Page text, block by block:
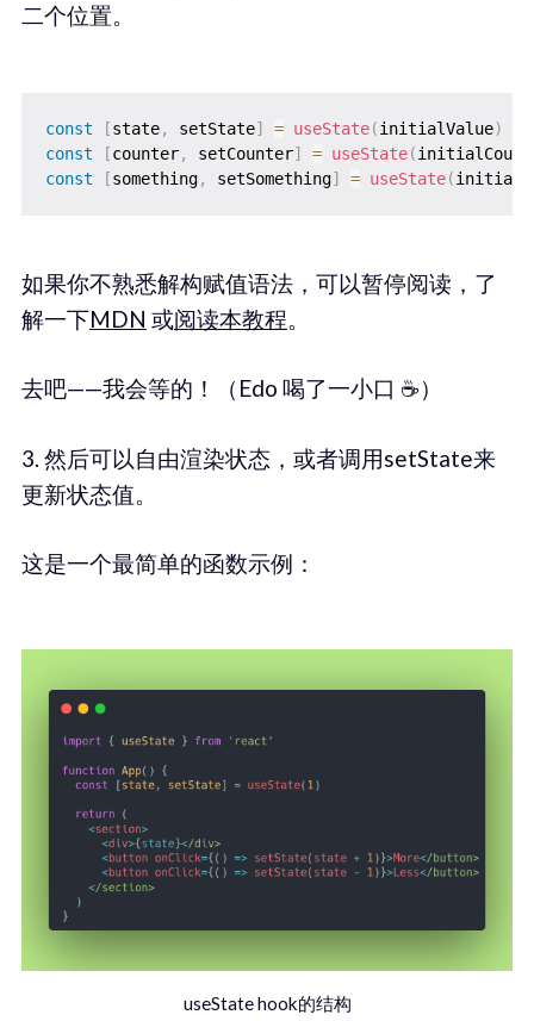
二个位置。
const [state, setState] = useState(initialValue)
const
[counter, setCounter] = useState(initialCount
const
[something, setSomething] = useState(
如果你不熟悉解构赋值语法，可以暂停阅读，了
解一下MDN 或阅读本教程。
去吧——我会等的！（Edo 喝了一小口 ☕）
3. 然后可以自由渲染状态，或者调用setState来
更新状态值。
这是一个最简单的函数示例：
useState hook的结构